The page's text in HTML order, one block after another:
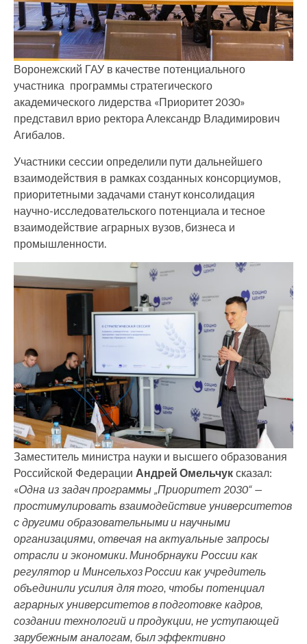
Воронежский ГАУ в качестве потенциального
участника программы стратегического
академического лидерства «Приоритет 2030»
представил врио ректора Александр Владимирович
Агибалов.
Участники сессии определили пути дальнейшего
взаимодействия в рамках созданных консорциумов,
приоритетными задачами станут консолидация
научно-исследовательского потенциала и тесное
взаимодействие аграрных вузов, бизнеса и
промышленности.
Заместитель министра науки и высшего образования
Российской Федерации Андрей Омельчук сказал:
«Одна из задач программы „Приоритет 2030“ —
простимулировать взаимодействие университетов
с другими образовательными и научными
организациями, отвечая на актуальные запросы
отрасли и экономики. Минобрнауки России как
регулятор и Минсельхоз России как учредитель
объединили усилия для того, чтобы потенциал
аграрных университетов в подготовке кадров,
создании технологий и продукции, не уступающей
зарубежным аналогам, был эффективно